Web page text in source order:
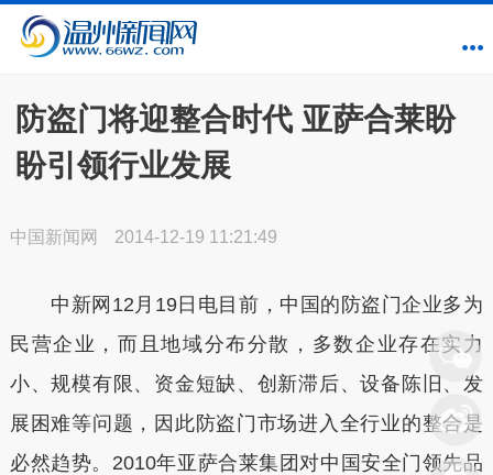
防盗门将迎整合时代 亚萨合莱盼
盼引领行业发展
中国新闻网 2014-12-19 11:21:49
中新网12月19日电目前，中国的防盗门企业多为
民营企业，而且地域分布分散，多数企业存在实力
小、规模有限、资金短缺、创新滞后、设备陈旧、发
展困难等问题，因此防盗门市场进入全行业的整合是
必然趋势。2010年亚萨合莱集团对中国安全门领先品